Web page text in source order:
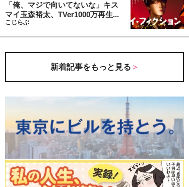
「俺、マジで向いてないな」キス
マイ玉森裕太、TVer1000万再生...
こじらぶ
新着記事をもっと見る